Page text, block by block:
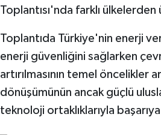
Toplantısı'nda farklı
Toplantıda Türkiye'nin enerji
enerji güvenliğini sağlarken
artırılmasının temel öncelikler
dönüşümünün ancak güçlü
teknoloji ortaklıklarıyla